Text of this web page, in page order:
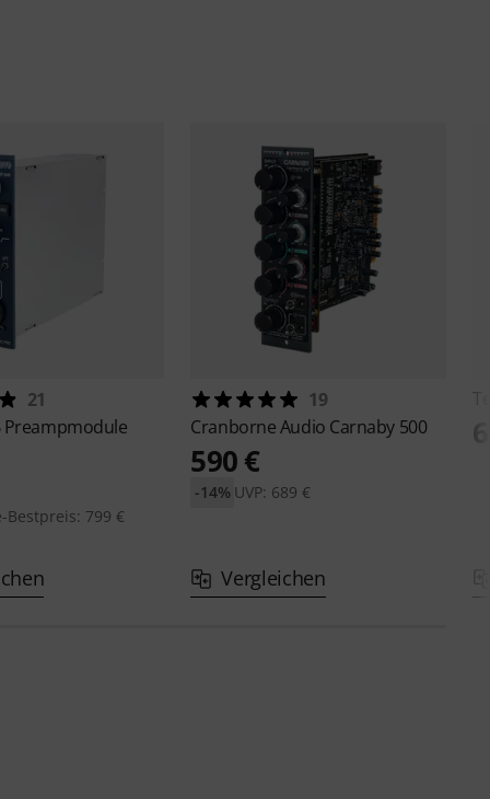
21
Preampmodule
Bestpreis: 799 €
19
Cranborne Audio Carnaby 500
590 €
UVP: 689 €
-14%
Vergleichen